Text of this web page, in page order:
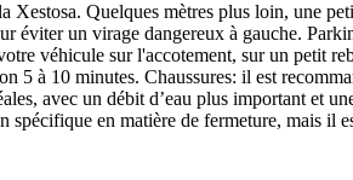
Quelques mètres plus loin, une
un virage dangereux à gauche.
véhicule sur l'accotement, sur un petit
5 à 10 minutes. Chaussures: il est
avec un débit d’eau plus important et
en matière de fermeture, mais il